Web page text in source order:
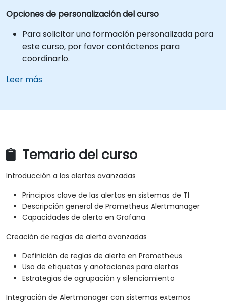
Opciones de personalización del curso
Para solicitar una formación personalizada para
este curso, por favor contáctenos para
coordinarlo.
Leer más
Temario del curso
Introducción a las alertas avanzadas
Principios clave de las alertas en sistemas de TI
Descripción general de Prometheus Alertmanager
Capacidades de alerta en Grafana
Creación de reglas de alerta avanzadas
Definición de reglas de alerta en Prometheus
Uso de etiquetas y anotaciones para alertas
Estrategias de agrupación y silenciamiento
Integración de Alertmanager con sistemas externos